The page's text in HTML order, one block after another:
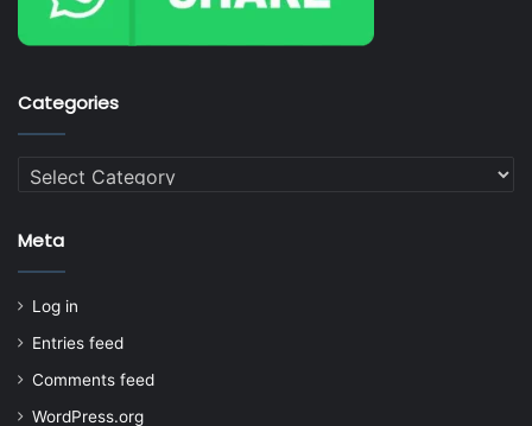
Categories
Categories
Meta
Log in
Entries feed
Comments feed
WordPress.org